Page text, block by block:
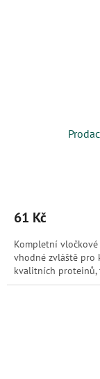
61 Kč
Kompletní
vhodné zvláště pro
kvalitních